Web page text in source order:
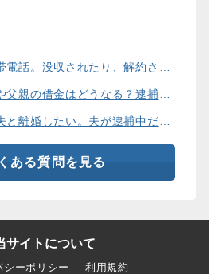
収されたり、解約されたり、見られたりするの？
金はどうなる？逮捕中の借金の支払い方法は。
したい。夫が逮捕中だと慰謝料は増えるの？
ある質問を見る
サイトについて
シーポリシー 利用規約